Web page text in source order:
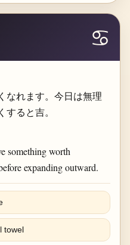
♋
なれます。今日は無理
ると吉。
something worth
expanding outward.
towel